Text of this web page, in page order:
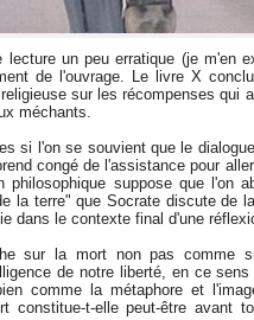
un peu erratique (je m'en
de l'ouvrage. Le livre X
sur les récompenses qui
méchants.
si l'on se souvient que le
congé de l'assistance pour
philosophique suppose que l'on
la terre" que Socrate discute de
dans le contexte final d'une
sur la mort non pas comme
de notre liberté, en ce
comme la métaphore et
constitue-t-elle peut-être avant